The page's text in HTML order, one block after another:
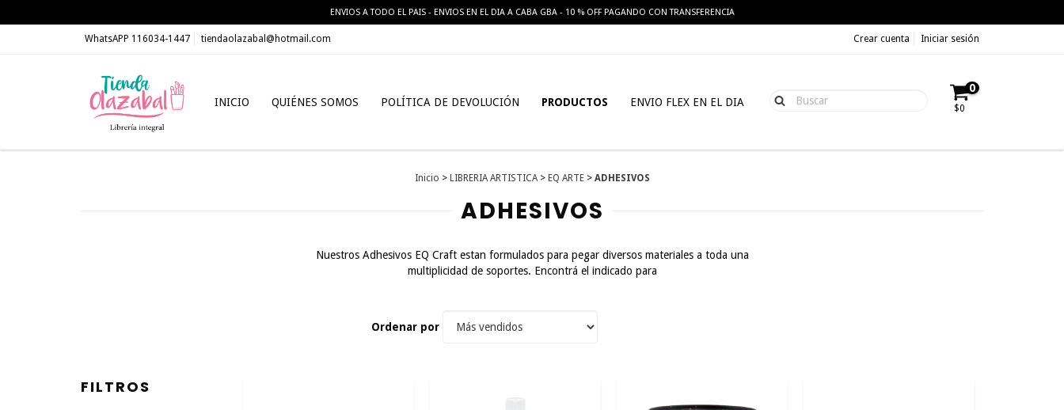
ENVIOS A TODO EL PAIS - ENVIOS EN EL DIA A CABA GBA - 10 % OFF PAGANDO CON TRANSFERENCIA
WhatsAPP 116034-1447 tiendaolazabal@hotmail.com Crear cuenta Iniciar sesión
INICIO QUIÉNES SOMOS POLÍTICA DE DEVOLUCIÓN PRODUCTOS ENVIO FLEX EN EL DIA
0
$0
Inicio > LIBRERIA ARTISTICA > EQ ARTE > ADHESIVOS
ADHESIVOS
Nuestros Adhesivos EQ Craft estan formulados para pegar diversos materiales a toda una
multiplicidad de soportes. Encontrá el indicado para
Ordenar por
FILTROS